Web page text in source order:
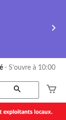
⋅ S’ouvre à 10:00